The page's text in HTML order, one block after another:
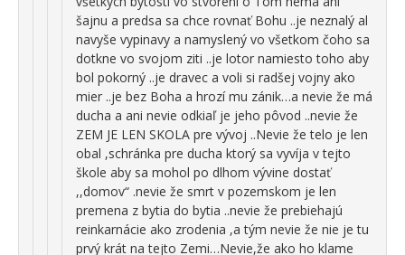
šajnu a predsa sa chce rovnať Bohu ..je neznalý al
navyše vypinavy a namyslený vo všetkom čoho sa
dotkne vo svojom ziti ..je lotor namiesto toho aby
bol pokorný ..je dravec a voli si radšej vojny ako
mier ..je bez Boha a hrozí mu zánik…a nevie že má
ducha a ani nevie odkiaľ je jeho pôvod ..nevie že
ZEM JE LEN SKOLA pre vývoj ..Nevie že telo je len
obal ,schránka pre ducha ktorý sa vyvíja v tejto
škole aby sa mohol po dlhom vývine dostať
,,domov“ .nevie že smrt v pozemskom je len
premena z bytia do bytia ..nevie že prebiehajú
reinkarnácie ako zrodenia ,a tým nevie že nie je tu
prvý krát na tejto Zemi…Nevie,že ako ho klame